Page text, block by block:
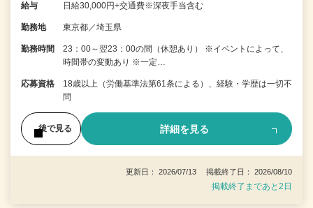
給与 日給30,000円+交通費※深夜手当含む
勤務地 東京都／埼玉県
勤務時間
23：00～翌23：00の間（休憩あり） ※イベントによって、
時間帯の変動あり ※一定…
応募資格
18歳以上（労働基準法第61条による）、経験・学歴は一切不
問
後で見る 詳細を見る
更新日： 2026/07/13 掲載終了日： 2026/08/10
掲載終了まであと2日